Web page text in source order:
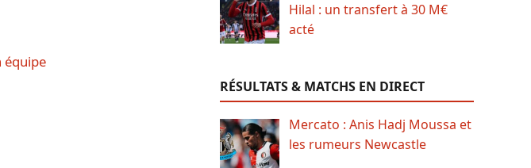
équipe
Hilal : un transfert à 30 M€
acté
RÉSULTATS & MATCHS EN DIRECT
Mercato : Anis Hadj Moussa et
les rumeurs Newcastle